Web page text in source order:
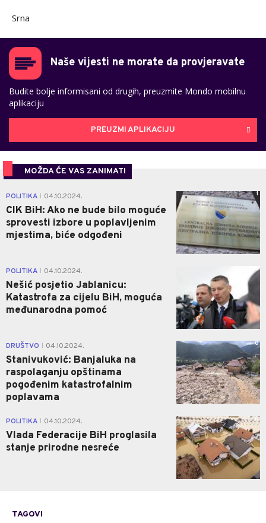
Srna
Naše vijesti ne morate da provjeravate
Budite bolje informisani od drugih, preuzmite Mondo mobilnu
aplikaciju
PREUZMI APLIKACIJU
MOŽDA ĆE VAS ZANIMATI
POLITIKA 04.10.2024.
CIK BiH: Ako ne bude bilo moguće
sprovesti izbore u poplavljenim
mjestima, biće odgođeni
1
POLITIKA 04.10.2024.
Nešić posjetio Jablanicu:
Katastrofa za cijelu BiH, moguća
međunarodna pomoć
0
DRUŠTVO 04.10.2024.
Stanivuković: Banjaluka na
raspolaganju opštinama
pogođenim katastrofalnim
poplavama
0
POLITIKA 04.10.2024.
Vlada Federacije BiH proglasila
stanje prirodne nesreće
0
TAGOVI